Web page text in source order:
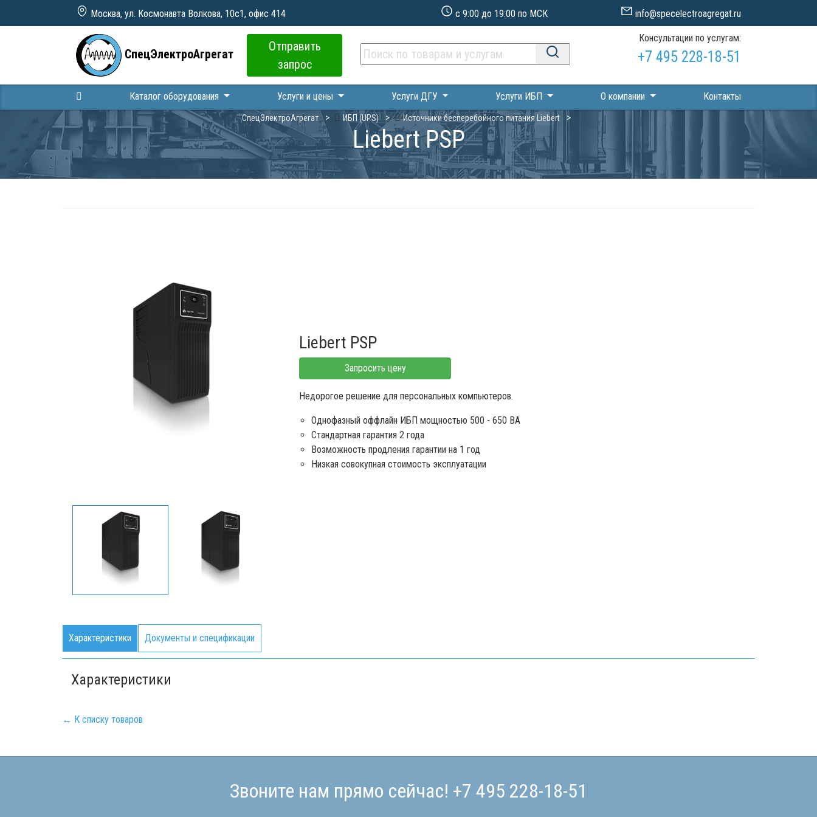
Москва, ул. Космонавта Волкова, 10с1, офис 414 с 9:00 до 19:00 по МСК info@specelectroagregat.ru
СпецЭлектроАгрегат
Отправить
запрос
Консультации по услугам:
+7 495 228-18-51
Каталог оборудования Услуги и цены Услуги ДГУ Услуги ИБП О компании Контакты
СпецЭлектроАгрегат ИБП (UPS) Источники бесперебойного питания Liebert
Liebert PSP
Liebert PSP
Запросить цену
Недорогое решение для персональных компьютеров.
Однофазный оффлайн ИБП мощностью 500 - 650 ВА
Стандартная гарантия 2 года
Возможность продления гарантии на 1 год
Низкая совокупная стоимость эксплуатации
Характеристики Документы и спецификации
Характеристики
← К списку товаров
Звоните нам прямо сейчас! +7 495 228-18-51